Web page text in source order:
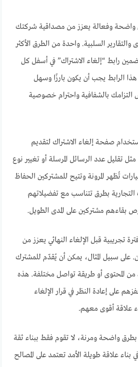
واضحة وفعالة يعزز من مصداقية شركتك
السلبية. واحدة من الطرق الأكثر
رابط “إلغاء الاشتراك” في أسفل كل
هذا الرابط يجب أن يكون بارزًا وسهل
بالشفافية واحترام خصوصية
صفحة إلغاء الاشتراك لتقديم
تقليل عدد الرسائل المرسلة أو تغيير نوع
تُظهر المرونة وتتيح للمشتركين الحفاظ
بطرق تتناسب مع تفضيلاتهم
بقاءهم مشتركين على المدى الطويل.
تجريبية قبل الإلغاء النهائي يعزز من
على سبيل المثال، يمكن أن يُقدّم للمشترك
من المحتوى أو طريقة تواصل مختلفة. هذه
على إعادة النظر في قرار الإلغاء
علاقة أقوى معهم.
واضحة ومرنة، لا تقوم فقط ببناء ثقة
بناء علاقة طويلة الأمد تعتمد على المصالح